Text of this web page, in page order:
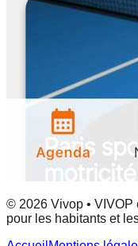
© 2026 Vivop • VIVOP
pour les habitants et